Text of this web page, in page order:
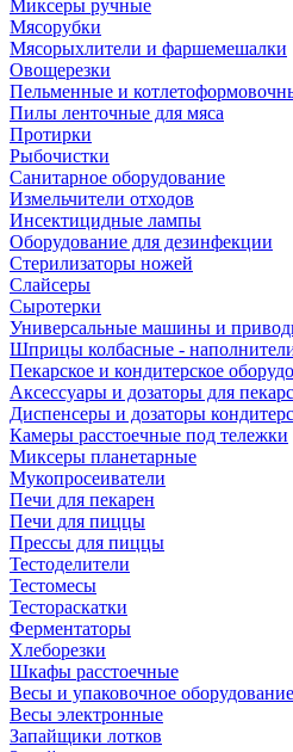
Миксеры ручные
Мясорубки
Мясорыхлители и фаршемешалки
Овощерезки
Пельменные и
Пилы ленточные для мяса
Протирки
Рыбочистки
Санитарное оборудование
Измельчители отходов
Инсектицидные лампы
Оборудование для дезинфекции
Стерилизаторы ножей
Слайсеры
Сыротерки
Универсальные машины и
Шприцы колбасные -
Пекарское и кондитерское
Аксессуары и дозаторы для
Диспенсеры и дозаторы
Камеры расстоечные под тележки
Миксеры планетарные
Мукопросеиватели
Печи для пекарен
Печи для пиццы
Прессы для пиццы
Тестоделители
Тестомесы
Тестораскатки
Ферментаторы
Хлеборезки
Шкафы расстоечные
Весы и упаковочное оборудование
Весы электронные
Запайщики лотков